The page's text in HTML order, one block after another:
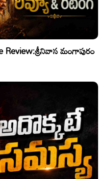
Review:శ్రీనివాస మంగాపురం